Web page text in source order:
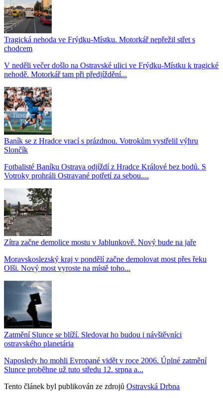
Tragická nehoda ve Frýdku-Místku. Motorkář nepřežil střet s
chodcem
V neděli večer došlo na Ostravské ulici ve Frýdku-Místku k tragické
nehodě. Motorkář tam při předjíždění...
Baník se z Hradce vrací s prázdnou. Votrokům vystřelil výhru
Slončík
Fotbalisté Baníku Ostrava odjíždí z Hradce Králové bez bodů. S
Votroky prohráli Ostravané potřetí za sebou....
Zítra začne demolice mostu v Jablunkově. Nový bude na jaře
Moravskoslezský kraj v pondělí začne demolovat most přes řeku
Olši. Nový most vyroste na místě toho...
Zatmění Slunce se blíží. Sledovat ho budou i návštěvníci
ostravského planetária
Naposledy ho mohli Evropané vidět v roce 2006. Úplné zatmění
Slunce proběhne už tuto středu 12. srpna a...
Tento článek byl publikován ze zdrojů Ostravská Drbna